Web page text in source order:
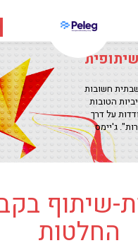
חשובות
הטובות
על דרך
ג'יימס
שיתוף
החלטות